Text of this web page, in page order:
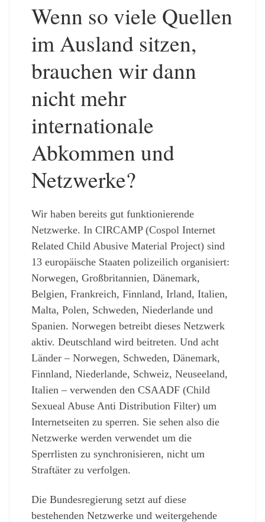
Wenn so viele Quellen
im Ausland sitzen,
brauchen wir dann
nicht mehr
internationale
Abkommen und
Netzwerke?
Wir haben bereits gut funktionierende
Netzwerke. In CIRCAMP (Cospol Internet
Related Child Abusive Material Project) sind
13 europäische Staaten polizeilich organisiert:
Norwegen, Großbritannien, Dänemark,
Belgien, Frankreich, Finnland, Irland, Italien,
Malta, Polen, Schweden, Niederlande und
Spanien. Norwegen betreibt dieses Netzwerk
aktiv. Deutschland wird beitreten. Und acht
Länder – Norwegen, Schweden, Dänemark,
Finnland, Niederlande, Schweiz, Neuseeland,
Italien – verwenden den CSAADF (Child
Sexueal Abuse Anti Distribution Filter) um
Internetseiten zu sperren. Sie sehen also die
Netzwerke werden verwendet um die
Sperrlisten zu synchronisieren, nicht um
Straftäter zu verfolgen.
Die Bundesregierung setzt auf diese
bestehenden Netzwerke und weitergehende